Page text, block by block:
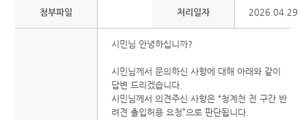
첨부파일 처리일자 2026.04.29
시민님 안녕하십니까?
시민님께서 문의하신 사항에 대해 아래와 같이
답변 드리겠습니다.
시민님께서 의견주신 사항은 “청계천 전 구간 반
려견 출입허용 요청”으로 판단됩니다.